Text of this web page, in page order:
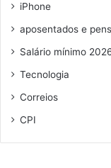
iPhone
aposentados e
Salário mínimo
Tecnologia
Correios
CPI